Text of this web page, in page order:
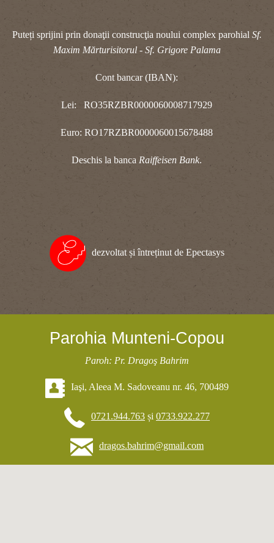
Puteți sprijini prin donaţii construcţia noului complex parohial Sf.
Maxim Mărturisitorul - Sf. Grigore Palama
Cont bancar (IBAN):
Lei: RO35RZBR0000060008717929
Euro: RO17RZBR0000060015678488
Deschis la bancaRaiffeisen Bank.
dezvoltat și întreținut de Epectasys
Parohia Munteni-Copou
Paroh: Pr. Dragoş Bahrim
Iaşi, Aleea M. Sadoveanu nr. 46, 700489
0721.944.763 și 0733.922.277
dragos.bahrim@gmail.com